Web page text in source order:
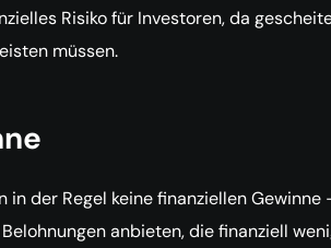
Risiko für Investoren, da
müssen.
der Regel keine finanziellen Gewinne
anbieten, die finanziell